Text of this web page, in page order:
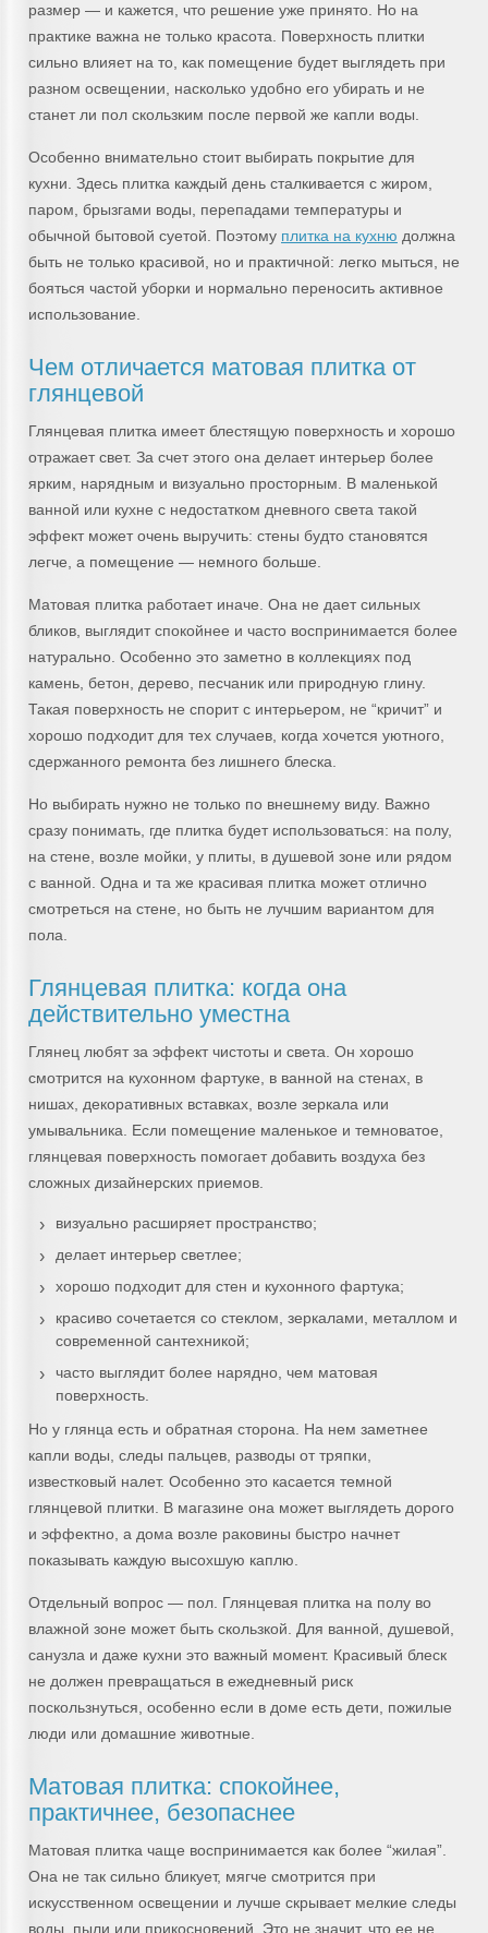
размер — и кажется, что решение уже принято. Но на
практике важна не только красота. Поверхность плитки
сильно влияет на то, как помещение будет выглядеть при
разном освещении, насколько удобно его убирать и не
станет ли пол скользким после первой же капли воды.
Особенно внимательно стоит выбирать покрытие для
кухни. Здесь плитка каждый день сталкивается с жиром,
паром, брызгами воды, перепадами температуры и
обычной бытовой суетой. Поэтому плитка на кухню должна
быть не только красивой, но и практичной: легко мыться, не
бояться частой уборки и нормально переносить активное
использование.
Чем отличается матовая плитка от
глянцевой
Глянцевая плитка имеет блестящую поверхность и хорошо
отражает свет. За счет этого она делает интерьер более
ярким, нарядным и визуально просторным. В маленькой
ванной или кухне с недостатком дневного света такой
эффект может очень выручить: стены будто становятся
легче, а помещение — немного больше.
Матовая плитка работает иначе. Она не дает сильных
бликов, выглядит спокойнее и часто воспринимается более
натурально. Особенно это заметно в коллекциях под
камень, бетон, дерево, песчаник или природную глину.
Такая поверхность не спорит с интерьером, не “кричит” и
хорошо подходит для тех случаев, когда хочется уютного,
сдержанного ремонта без лишнего блеска.
Но выбирать нужно не только по внешнему виду. Важно
сразу понимать, где плитка будет использоваться: на полу,
на стене, возле мойки, у плиты, в душевой зоне или рядом
с ванной. Одна и та же красивая плитка может отлично
смотреться на стене, но быть не лучшим вариантом для
пола.
Глянцевая плитка: когда она
действительно уместна
Глянец любят за эффект чистоты и света. Он хорошо
смотрится на кухонном фартуке, в ванной на стенах, в
нишах, декоративных вставках, возле зеркала или
умывальника. Если помещение маленькое и темноватое,
глянцевая поверхность помогает добавить воздуха без
сложных дизайнерских приемов.
визуально расширяет пространство;
делает интерьер светлее;
хорошо подходит для стен и кухонного фартука;
красиво сочетается со стеклом, зеркалами, металлом и
современной сантехникой;
часто выглядит более нарядно, чем матовая
поверхность.
Но у глянца есть и обратная сторона. На нем заметнее
капли воды, следы пальцев, разводы от тряпки,
известковый налет. Особенно это касается темной
глянцевой плитки. В магазине она может выглядеть дорого
и эффектно, а дома возле раковины быстро начнет
показывать каждую высохшую каплю.
Отдельный вопрос — пол. Глянцевая плитка на полу во
влажной зоне может быть скользкой. Для ванной, душевой,
санузла и даже кухни это важный момент. Красивый блеск
не должен превращаться в ежедневный риск
поскользнуться, особенно если в доме есть дети, пожилые
люди или домашние животные.
Матовая плитка: спокойнее,
практичнее, безопаснее
Матовая плитка чаще воспринимается как более “жилая”.
Она не так сильно бликует, мягче смотрится при
искусственном освещении и лучше скрывает мелкие следы
воды, пыли или прикосновений. Это не значит, что ее не